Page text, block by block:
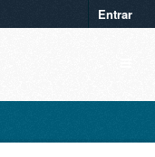
Entrar